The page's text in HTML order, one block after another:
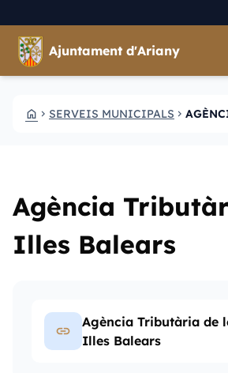
Ajuntament d'Ariany
HOME CHEVRON_RIGHT SERVEIS MUNICIPALS CHEVRON_RIGHT
Agència
Illes Balears
link
Agència Tributària de
Illes Balears